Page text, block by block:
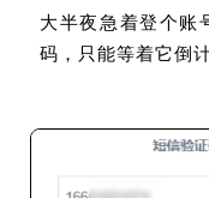
大半夜急着登个账
码，只能等着它倒